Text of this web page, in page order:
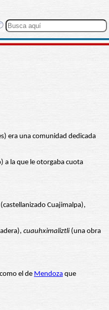
era una comunidad dedicada
a la que le otorgaba cuota
(castellanizado Cuajimalpa),
cuauhximaliztli (una obra
el de Mendoza que